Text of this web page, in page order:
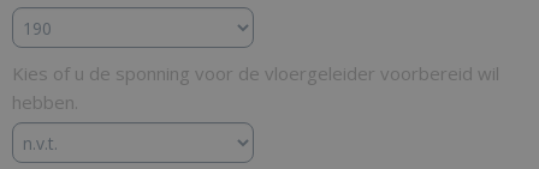
Kies of u de sponning voor de vloergeleider voorbereid wil
hebben.